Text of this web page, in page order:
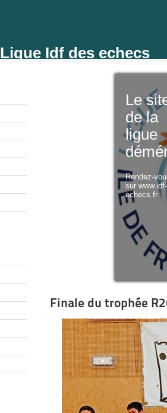
Ligue Idf des echecs
Le
de la
ligue
Rendez-
sur
echecs.fr
Finale du trophée